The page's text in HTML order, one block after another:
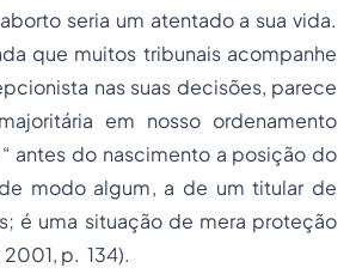
seria um atentado a sua vida.
que muitos tribunais acompanhe
nas suas decisões, parece
em nosso ordenamento
antes do nascimento a posição do
modo algum, a de um titular de
é uma situação de mera proteção
2001, p. 134).